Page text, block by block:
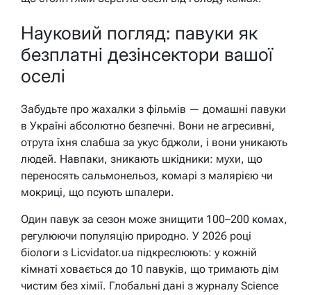
Науковий погляд: павуки як
безплатні дезінсектори вашої
оселі
Забудьте про жахалки з фільмів — домашні павуки
в Україні абсолютно безпечні. Вони не агресивні,
отрута їхня слабша за укус бджоли, і вони уникають
людей. Навпаки, зникають шкідники: мухи, що
переносять сальмонельоз, комарі з малярією чи
мокриці, що псують шпалери.
Один павук за сезон може знищити 100–200 комах,
регулюючи популяцію природно. У 2026 році
біологи з Licvidator.ua підкреслюють: у кожній
кімнаті ховається до 10 павуків, що тримають дім
чистим без хімії. Глобальні дані з журналу Science